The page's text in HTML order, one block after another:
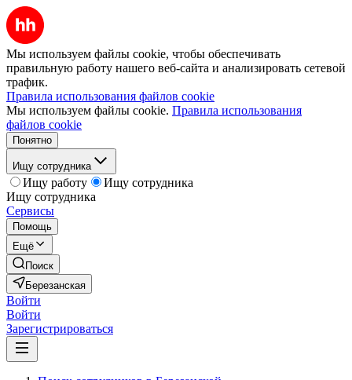
Мы используем файлы cookie, чтобы обеспечивать
правильную работу нашего веб-сайта и анализировать сетевой
трафик.
Правила использования файлов cookie
Мы используем файлы cookie. Правила использования
файлов cookie
Понятно
Ищу сотрудника
Ищу работу
Ищу сотрудника
Ищу сотрудника
Сервисы
Помощь
Ещё
Поиск
Березанская
Войти
Войти
Зарегистрироваться